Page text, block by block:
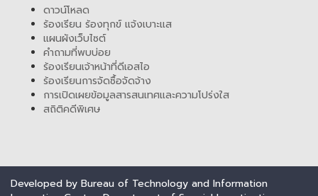
ดาวน์โหลด
ร้องเรียน ร้องทุกข์ แจ้งเบาะแส
แผนผังเว็บไซต์
คำถามที่พบบ่อย
ร้องเรียนเจ้าหน้าที่ดีเอสไอ
ร้องเรียนการจัดซื้อจัดจ้าง
การเปิดเผยข้อมูลสารสนเทศและความโปร่งใส
สถิติคดีพิเศษ
Developed by Bureau of Technology and Information